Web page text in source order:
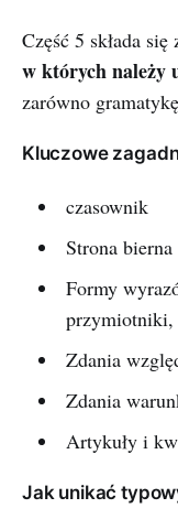
Część 5 składa się
w których należy
zarówno
Kluczowe
czasownik
Strona bierna
Formy
przymiotniki,
Zdania
Zdania
Artykuły i
Jak unikać